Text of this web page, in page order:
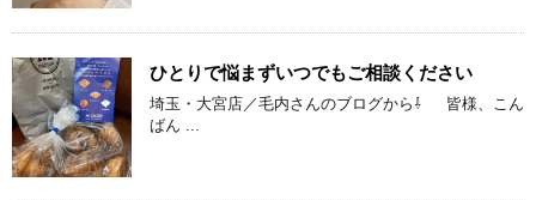
ひとりで悩まずいつでもご相談ください
埼玉・大宮店／毛内さんのブログから⇩ 皆様、こん
ばん ...